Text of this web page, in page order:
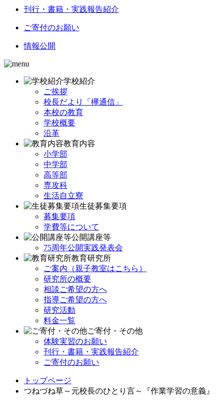
刊行・書籍・実践報告紹介
ご寄付のお願い
情報公開
学校紹介
ご挨拶
校長だより「欅通信」
本校の教育
学校概要
沿革
教育内容
小学部
中学部
高等部
専攻科
生活自立寮
生徒募集要項
募集要項
学費等について
公開講座等
75周年公開実践発表会
教育研究所
ご案内（親子教室はこちら）
研究所の概要
相談ご希望の方へ
指導ご希望の方へ
研究活動
料金一覧
ご寄付・その他
体験実習のお願い
刊行・書籍・実践報告紹介
ご寄付のお願い
トップページ
つねづね草～元校長のひとり言～『作業学習の意義』